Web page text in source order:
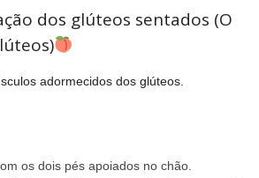
dos glúteos sentados (O
adormecidos dos glúteos.
os dois pés apoiados no chão.